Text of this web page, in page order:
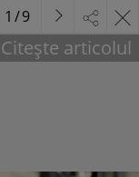
Citește articolul
1 /9